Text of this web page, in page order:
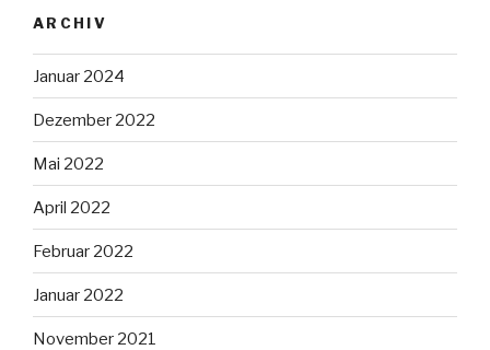
ARCHIV
Januar 2024
Dezember 2022
Mai 2022
April 2022
Februar 2022
Januar 2022
November 2021